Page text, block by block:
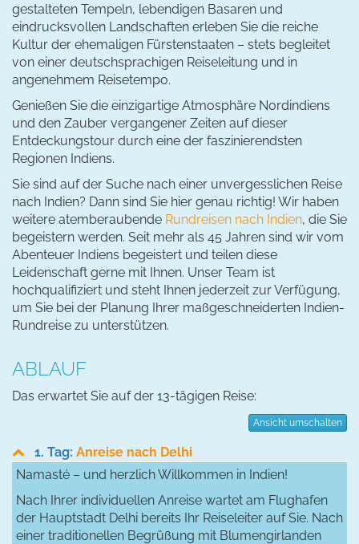
gestalteten Tempeln, lebendigen Basaren und
eindrucksvollen Landschaften erleben Sie die reiche
Kultur der ehemaligen Fürstenstaaten – stets begleitet
von einer deutschsprachigen Reiseleitung und in
angenehmem Reisetempo.
Genießen Sie die einzigartige Atmosphäre Nordindiens
und den Zauber vergangener Zeiten auf dieser
Entdeckungstour durch eine der faszinierendsten
Regionen Indiens.
Sie sind auf der Suche nach einer unvergesslichen Reise
nach Indien? Dann sind Sie hier genau richtig! Wir haben
weitere atemberaubende Rundreisen nach Indien, die Sie
begeistern werden. Seit mehr als 45 Jahren sind wir vom
Abenteuer Indiens begeistert und teilen diese
Leidenschaft gerne mit Ihnen. Unser Team ist
hochqualifiziert und steht Ihnen jederzeit zur Verfügung,
um Sie bei der Planung Ihrer maßgeschneiderten Indien-
Rundreise zu unterstützen.
ABLAUF
Das erwartet Sie auf der 13-tägigen Reise:
Ansicht umschalten
1. Tag: Anreise nach Delhi
Namasté – und herzlich Willkommen in Indien!
Nach Ihrer individuellen Anreise wartet am Flughafen
der Hauptstadt Delhi bereits Ihr Reiseleiter auf Sie. Nach
einer traditionellen Begrüßung mit Blumengirlanden